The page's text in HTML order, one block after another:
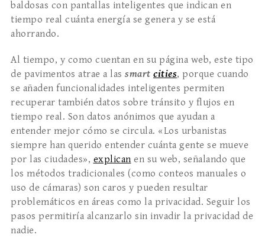
baldosas con pantallas inteligentes que indican en
tiempo real cuánta energía se genera y se está
ahorrando.
Al tiempo, y como cuentan en su página web, este tipo
de pavimentos atrae a las smart cities, porque cuando
se añaden funcionalidades inteligentes permiten
recuperar también datos sobre tránsito y flujos en
tiempo real. Son datos anónimos que ayudan a
entender mejor cómo se circula. «Los urbanistas
siempre han querido entender cuánta gente se mueve
por las ciudades», explican en su web, señalando que
los métodos tradicionales (como conteos manuales o
uso de cámaras) son caros y pueden resultar
problemáticos en áreas como la privacidad. Seguir los
pasos permitiría alcanzarlo sin invadir la privacidad de
nadie.